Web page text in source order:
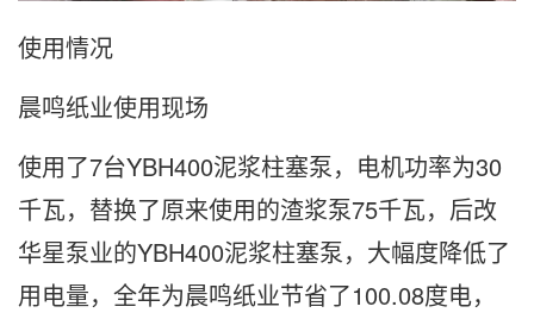
使用情况
晨鸣纸业使用现场
使用了7台YBH400泥浆柱塞泵，电机功率为30
千瓦，替换了原来使用的渣浆泵75千瓦，后改
华星泵业的YBH400泥浆柱塞泵，大幅度降低了
用电量，全年为晨鸣纸业节省了100.08度电，